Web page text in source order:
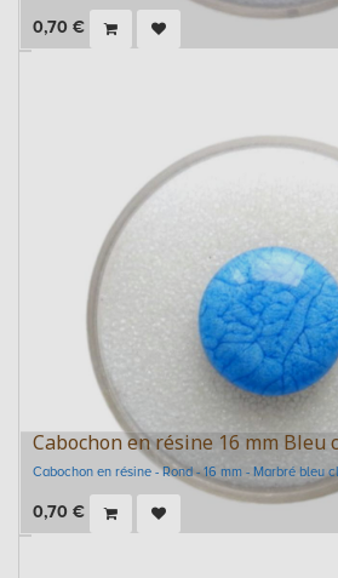
0,70 €
Cabochon en résine 16 mm Bleu
Cabochon en résine - Rond - 16 mm - Marbré bleu
0,70 €